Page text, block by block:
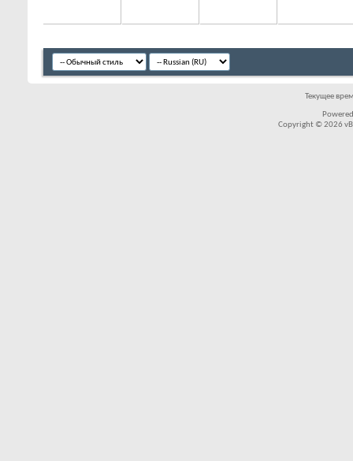
Текущее
Copyright © 2026